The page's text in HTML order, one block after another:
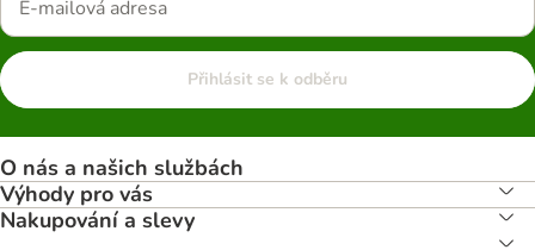
Přihlásit se k odběru
O nás a našich službách
Výhody pro vás
Nakupování a slevy